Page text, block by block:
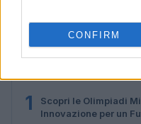
CONFIRM
1
Scopri le Olimpiadi
Innovazione per un